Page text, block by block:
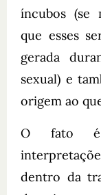
íncubos (se
que esses
gerada
sexual) e
origem ao
O fato é
dentro da